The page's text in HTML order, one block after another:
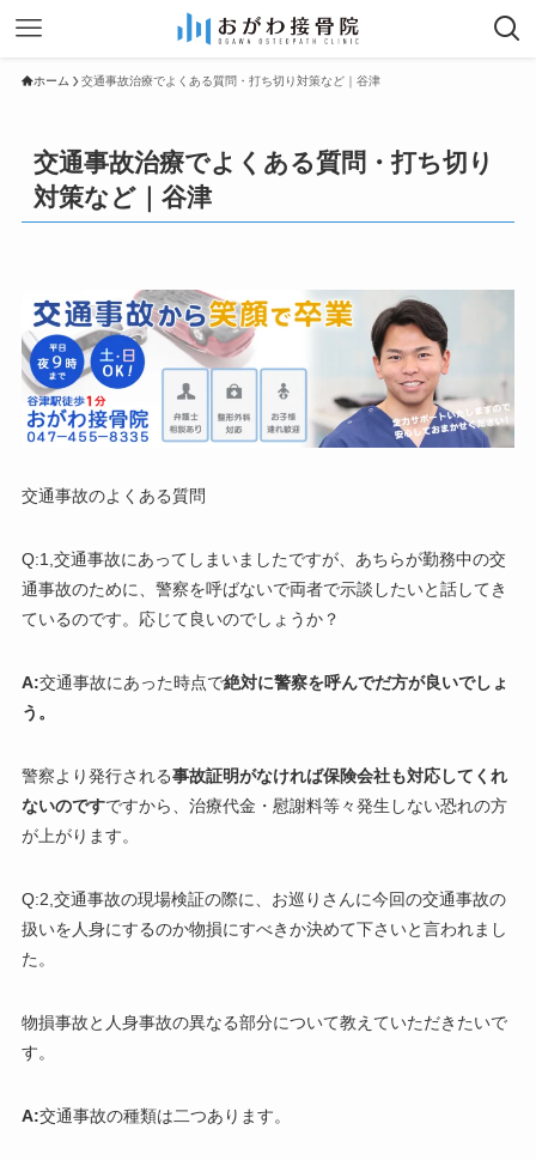
ホーム 交通事故治療でよくある質問・打ち切り対策など｜谷津
交通事故治療でよくある質問・打ち切り
対策など｜谷津
交通事故のよくある質問
Q:1,交通事故にあってしまいましたですが、あちらが勤務中の交
通事故のために、警察を呼ばないで両者で示談したいと話してき
ているのです。応じて良いのでしょうか？
A:交通事故にあった時点で絶対に警察を呼んでだ方が良いでしょ
う。
警察より発行される事故証明がなければ保険会社も対応してくれ
ないのですですから、治療代金・慰謝料等々発生しない恐れの方
が上がります。
Q:2,交通事故の現場検証の際に、お巡りさんに今回の交通事故の
扱いを人身にするのか物損にすべきか決めて下さいと言われまし
た。
物損事故と人身事故の異なる部分について教えていただきたいで
す。
A:交通事故の種類は二つあります。